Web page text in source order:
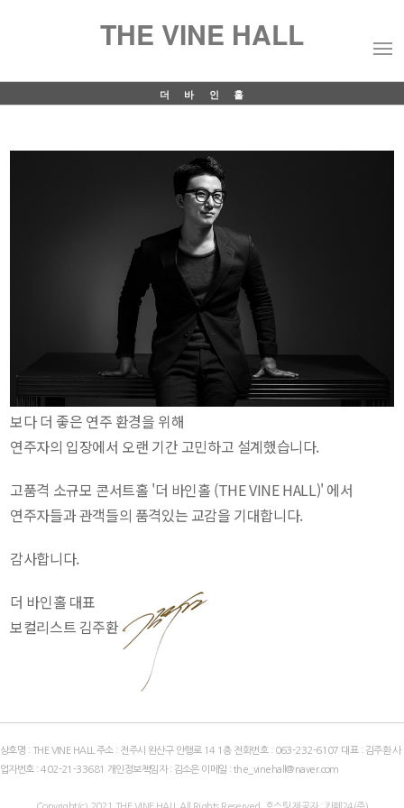
THE VINE HALL
더바인홀
보다 더 좋은 연주 환경을 위해
연주자의 입장에서 오랜 기간 고민하고 설계했습니다.
고품격 소규모 콘서트홀 '더 바인홀 (THE VINE HALL)' 에서
연주자들과 관객들의 품격있는 교감을 기대합니다.
감사합니다.
더 바인홀 대표
보컬리스트 김주환
상호명 : THE VINE HALL 주소 : 전주시 완산구 안행로 14 1층 전화번호 : 063-232-6107 대표 : 김주환 사
업자번호 :402-21-33681 개인정보책임자 : 김소은 이메일 :the_vinehall@naver.com